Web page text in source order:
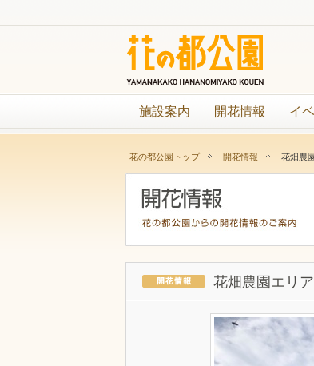
施設案内 開花情報 イ
花の都公園トップ 開花情報 花畑農
花畑農園エリア